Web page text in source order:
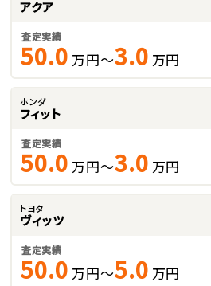
アクア
査定実績
50.0 万円～3.0 万円
ホンダ
フィット
査定実績
50.0 万円～3.0 万円
トヨタ
ヴィッツ
査定実績
50.0 万円～5.0 万円